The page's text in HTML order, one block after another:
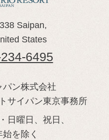
Saipan,
States
6495
パン株式会社
サイパン東京事務所
日曜日、祝日、
を除く